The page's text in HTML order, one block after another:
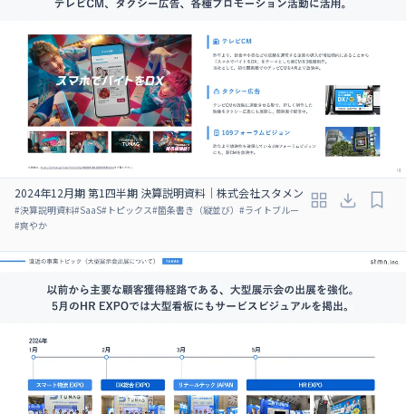
2024年12月期 第1四半期 決算説明資料｜株式会社スタメン
#決算説明資料#SaaS# トピックス#箇条書き（縦並び） #ライトブルー
#爽やか